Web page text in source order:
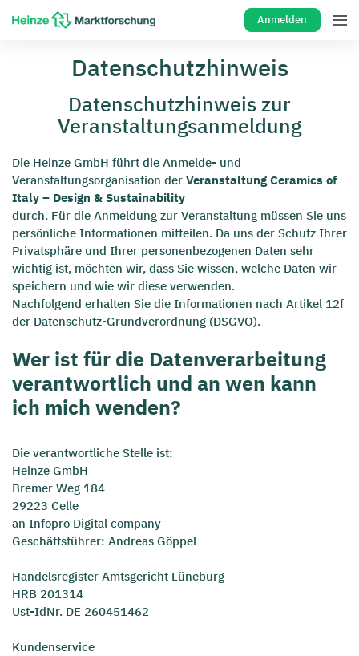
Anmelden
Datenschutzhinweis
Datenschutzhinweis zur
Veranstaltungsanmeldung
Die Heinze GmbH führt die Anmelde- und
Veranstaltungsorganisation der Veranstaltung Ceramics of
Italy – Design & Sustainability
durch. Für die Anmeldung zur Veranstaltung müssen Sie uns
persönliche Informationen mitteilen. Da uns der Schutz Ihrer
Privatsphäre und Ihrer personenbezogenen Daten sehr
wichtig ist, möchten wir, dass Sie wissen, welche Daten wir
speichern und wie wir diese verwenden.
Nachfolgend erhalten Sie die Informationen nach Artikel 12f
der Datenschutz-Grundverordnung (DSGVO).
Wer ist für die Datenverarbeitung
verantwortlich und an wen kann
ich mich wenden?
Die verantwortliche Stelle ist:
Heinze GmbH
Bremer Weg 184
29223 Celle
an Infopro Digital company
Geschäftsführer: Andreas Göppel
Handelsregister Amtsgericht Lüneburg
HRB 201314
Ust-IdNr. DE 260451462
Kundenservice